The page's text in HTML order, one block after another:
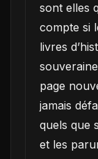
sont elles
compte si
livres
page
jamais
quels que
et les